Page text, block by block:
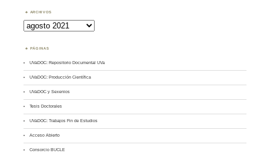
ARCHIVOS
Archivos
PÁGINAS
UVaDOC: Repositorio Documental UVa
UVaDOC: Producción Científica
UVaDOC y Sexenios
Tesis Doctorales
UVaDOC: Trabajos Fin de Estudios
Acceso Abierto
Consorcio BUCLE